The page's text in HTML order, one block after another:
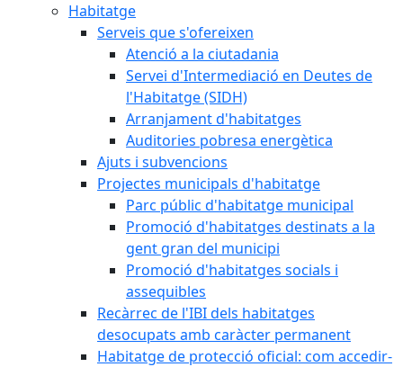
Habitatge
Serveis que s'ofereixen
Atenció a la ciutadania
Servei d'Intermediació en Deutes de
l'Habitatge (SIDH)
Arranjament d'habitatges
Auditories pobresa energètica
Ajuts i subvencions
Projectes municipals d'habitatge
Parc públic d'habitatge municipal
Promoció d'habitatges destinats a la
gent gran del municipi
Promoció d'habitatges socials i
assequibles
Recàrrec de l'IBI dels habitatges
desocupats amb caràcter permanent
Habitatge de protecció oficial: com accedir-